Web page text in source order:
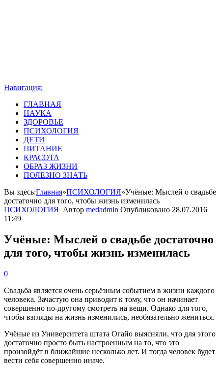
Навигация:
ГЛАВНАЯ
НАУКА
ЗДОРОВЬЕ
ПСИХОЛОГИЯ
ДЕТИ
ПИТАНИЕ
КРАСОТА
ОБРАЗ ЖИЗНИ
ПОЛЕЗНО ЗНАТЬ
Вы здесь:Главная»ПСИХОЛОГИЯ»Учёные: Мыслей о свадьбе
достаточно для того, чтобы жизнь изменилась
ПСИХОЛОГИЯ Автор medadmin Опубликовано 28.07.2016
11:49
Учёные: Мыслей о свадьбе достаточно
для того, чтобы жизнь изменилась
0
Свадьба является очень серьёзным событием в жизни каждого
человека. Зачастую она приводит к тому, что он начинает
совершенно по-другому смотреть на вещи. Однако для того,
чтобы взгляды на жизнь изменились, необязательно жениться.
Учёные из Университета штата Огайо выясняли, что для этого
достаточно просто быть настроенным на то, что это
произойдёт в ближайшие несколько лет. И тогда человек будет
вести себя совершенно иначе.